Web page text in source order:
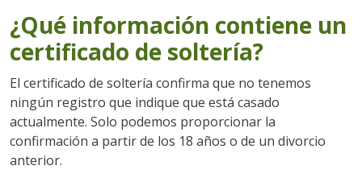
¿Qué información contiene un
certificado de soltería?
El certificado de soltería confirma que no tenemos
ningún registro que indique que está casado
actualmente. Solo podemos proporcionar la
confirmación a partir de los 18 años o de un divorcio
anterior.